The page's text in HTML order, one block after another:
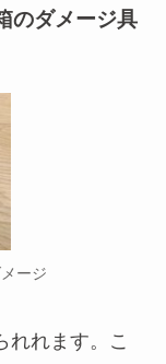
のダメージ具
ージ
れれます。こ